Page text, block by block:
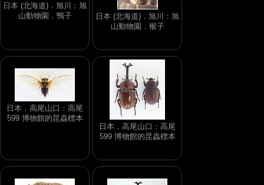
日本 (北海道)．旭川：旭
山動物園．鴨子
日本 (北海道)．旭川：旭
山動物園．猴子
日本．高尾山口：高尾
599 博物館的昆蟲標本
日本．高尾山口：高尾
599 博物館的昆蟲標本